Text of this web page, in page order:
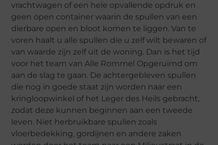
vrachtwagen of een hele opvallende opdruk en
geen open container waarin de spullen van een
dierbare open en bloot komen te liggen. Van te
voren haalt u alle spullen die u zelf wilt bewaren of
van waarde zijn zelf uit de woning. Dan is het tijd
voor het team van Alle Rommel Opgeruimd om
aan de slag te gaan. De achtergebleven spullen
die nog in goede staat zijn worden naar een
kringloopwinkel of het Leger des Heils gebracht,
zodat deze kunnen beginnen aan een tweede
leven. Niet herbruikbare spullen zoals
vloerbedekking, gordijnen en andere zaken